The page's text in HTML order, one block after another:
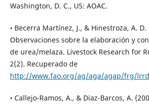
Washington, D. C., US: AOAC.
• Becerra Martínez, J., & Hinestroza, A. D.
Observaciones sobre la elaboración y
de urea/melaza. Livestock Research for
2(2). Recuperado de
http://www.fao.org/ag/aga/agap/frg/
• Callejo-Ramos, A., & Diaz-Barcos, A.